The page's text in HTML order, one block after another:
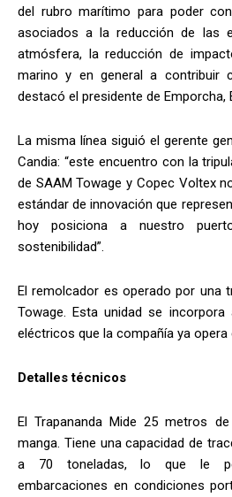
del rubro marítimo para poder
asociados a la reducción de las
atmósfera, la reducción de
marino y en general a contribuir
destacó el presidente de Emporcha,
La misma línea siguió el gerente
Candia: “este encuentro con la
de SAAM Towage y Copec Voltex
estándar de innovación que
hoy posiciona a nuestro
sostenibilidad”.
El remolcador es operado por una
Towage. Esta unidad se
eléctricos que la compañía ya opera
Detalles técnicos
El Trapananda Mide 25 metros
manga. Tiene una capacidad de
a 70 toneladas, lo que le
embarcaciones en condiciones